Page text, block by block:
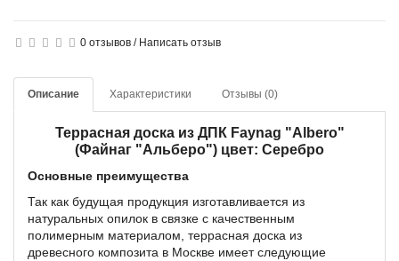
0 отзывов / Написать отзыв
Описание Характеристики Отзывы (0)
Террасная доска из ДПК Faynag "Albero"
(Файнаг "Альберо") цвет: Серебро
Основные преимущества
Так как будущая продукция изготавливается из
натуральных опилок в связке с качественным
полимерным материалом, террасная доска из
древесного композита в Москве имеет следующие